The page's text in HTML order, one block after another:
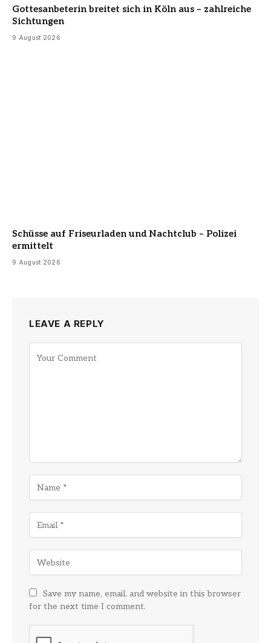
Gottesanbeterin breitet sich in Köln aus – zahlreiche
Sichtungen
9 August 2026
Schüsse auf Friseurladen und Nachtclub – Polizei
ermittelt
9 August 2026
LEAVE A REPLY
Save my name, email, and website in this browser
for the next time I comment.